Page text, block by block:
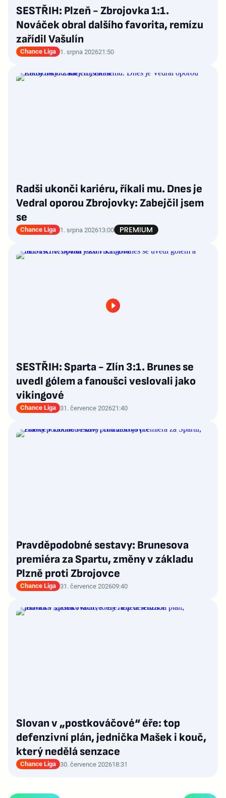
SESTŘIH: Plzeň - Zbrojovka 1:1.
Nováček obral dalšího favorita, remízu
zařídil Vašulín
Chance Liga 1. srpna 202621:50
Radši ukonči kariéru, říkali mu. Dnes je
Vedral oporou Zbrojovky: Zabejčil jsem
se
Chance Liga 1. srpna 202613:00
SESTŘIH: Sparta - Zlín 3:1. Brunes se
uvedl gólem a fanoušci veslovali jako
vikingové
Chance Liga 31. července 202621:40
Pravděpodobné sestavy: Brunesova
premiéra za Spartu, změny v základu
Plzně proti Zbrojovce
Chance Liga 31. července 202609:40
Slovan v „postkováčové“ éře: top
defenzivní plán, jednička Mašek i kouč,
který nedělá senzace
Chance Liga 30. července 202618:31